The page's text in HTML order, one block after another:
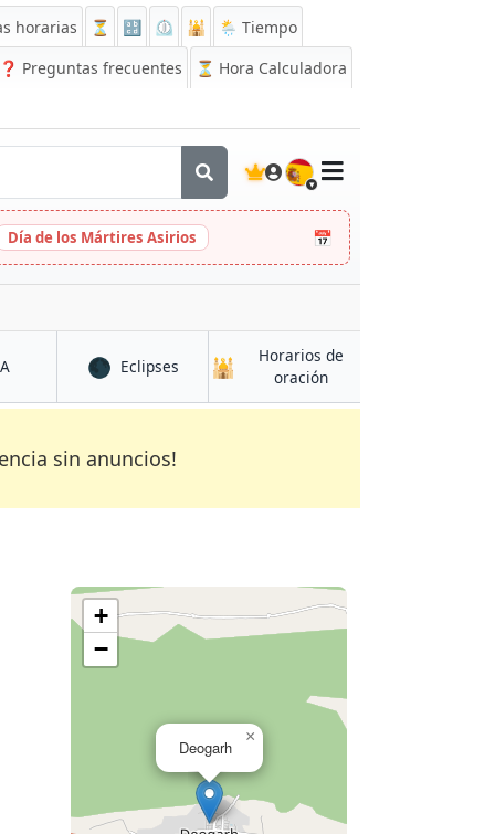
horarias ⏳ 🔡 ⏲️ 🕌
🌦️ Tiempo
❓ Preguntas frecuentes ⏳ Hora Calculadora
🇪🇸
Día de los Mártires Asirios 📅
en Deogarh🌑 Eclipsesen Deogarh
🕌
Horarios de
oraciónen Deogarh
sin anuncios!
Deogarh
×
+
−